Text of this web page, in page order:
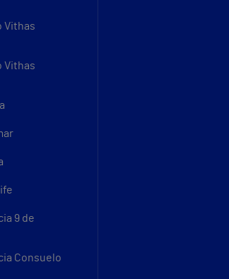
Vithas
Vithas
9 de
Consuelo